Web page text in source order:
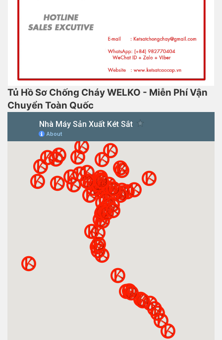
Tủ Hồ Sơ Chống Cháy WELKO - Miễn Phí Vận
Chuyển Toàn Quốc